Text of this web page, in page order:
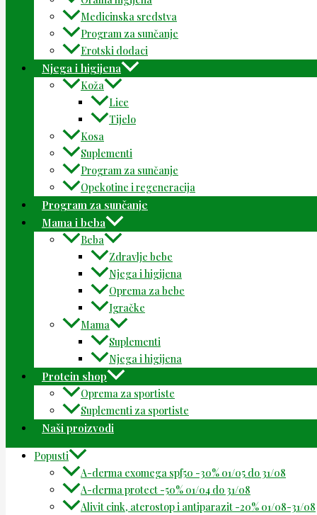
Medicinska sredstva
Program za sunčanje
Erotski dodaci
Njega i higijena
Koža
Lice
Tijelo
Kosa
Suplementi
Program za sunčanje
Opekotine i regeneracija
Program za sunčanje
Mama i beba
Beba
Zdravlje bebe
Njega i higijena
Oprema za bebe
Igračke
Mama
Suplementi
Njega i higijena
Protein shop
Oprema za sportiste
Suplementi za sportiste
Naši proizvodi
Popusti
A-derma exomega spf50 -30% 01/05 do 31/08
A-derma protect -50% 01/04 do 31/08
Alivit cink, aterostop i antiparazit -20% 01/08-31/08